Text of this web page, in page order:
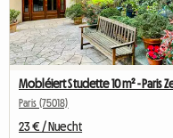
Paris (75018)
23 € / Nuecht